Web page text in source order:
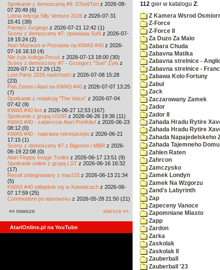
Spotkanie z demosceną #9: STeel/Tori z 2026-08-
07 20:49 (6)
Letnia edycja Silly Venture 2026 z 2026-07-31
15:41 (38)
Pamięci Jurgiego z 2026-07-21 12:42 (1)
Sceny z demosceny #7: opowiada SuN z 2026-07-
19 15:24 (2)
Atari Muzeum w Poznaniu na KWAS #40 z 2026-
07-16 16:10 (4)
Nie żyje kolega Pecuś z 2026-07-13 18:00 (30)
Sceny z demosceny #7 - Grzegorz "Sun" Żyła z
2026-07-12 17:29 (12)
Lost Party 2026 nadchodzi z 2026-07-08 15:28
(23)
Pan Zenon i Atari na KWAS #40 z 2026-07-07 13:25
(7)
Spotkanie z redakcją "The Voice" z 2026-07-04
07:42 (9)
KWAS #40 live z 2026-06-27 12:53 (167)
Spotkanie z grupą USSR z 2026-06-26 19:36 (11)
KWAS #40 - zabierzcie Atari Portfolio! z 2026-06-23
08:12 (0)
KWAS #40 - naprawa retrosprzętu z 2026-06-21
17:15 (1)
Sceny z demosceny #7 z Bigerem i MBR z 2026-
06-19 22:08 (0)
Atari Floppy Image Toolkit z 2026-06-17 13:51 (9)
Spotkanie online z grupą LST z 2026-06-16 16:32
(17)
Recoil zintegrowany z macOS z 2026-06-13 21:34
(5)
KWAS #40 odbędzie się w Katowicach z 2026-06-
07 17:59 (25)
Commodore po atarowsku z 2026-05-28 21:50 (21)
«« nowsze starsze »»
AtariOnline.pl na YouTube
112 gier w katalogu Z:
Z Kamera Wsrod
Z-Force
Z-Force II
Za Duzo Za Malo
Zabara Chuda
Zabavna Matika
Zabavna strelnice -
Zabavna strelnice -
Zabawa Kolo Fortuny
Zabul
Zack
Zaczarowany Zamek
Zador
Zador II
Zahada Hradu Rytire
Zahada Hradu Rytire
Zahada Napajedelskeho
Zahada Tajemneho Domu
Zahlen Raten
Zahrcon
Zamczysko
Zamek Londyn
Zamek Na Wzgorzu
Zand's Labyrinth
Zap
Zapeceny Vanoce
Zapomniane Miasto
Zapp
Zardon
Zarka
Zaskolak
Zaskolak II
Zauberball
Zauberball '23